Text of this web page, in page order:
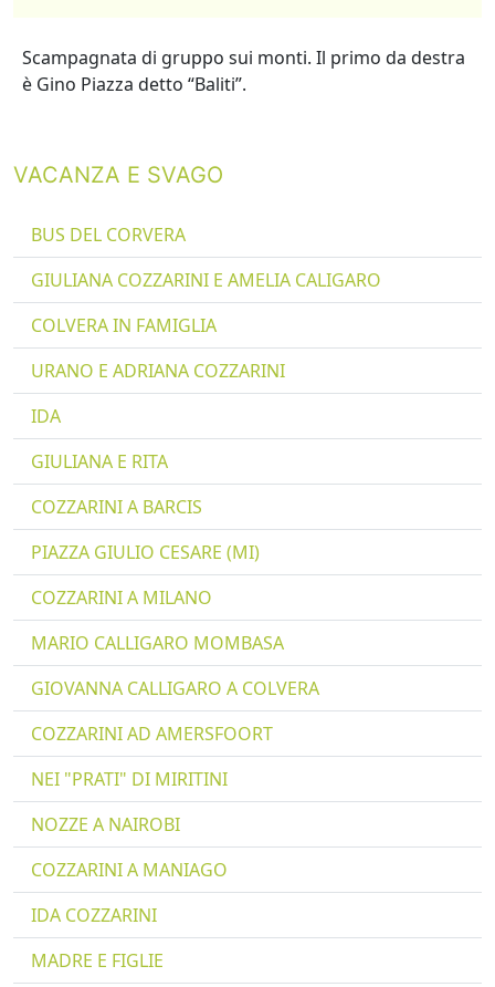
Scampagnata di gruppo sui monti. Il primo da destra
è Gino Piazza detto “Baliti”.
VACANZA E SVAGO
BUS DEL CORVERA
GIULIANA COZZARINI E AMELIA CALIGARO
COLVERA IN FAMIGLIA
URANO E ADRIANA COZZARINI
IDA
GIULIANA E RITA
COZZARINI A BARCIS
PIAZZA GIULIO CESARE (MI)
COZZARINI A MILANO
MARIO CALLIGARO MOMBASA
GIOVANNA CALLIGARO A COLVERA
COZZARINI AD AMERSFOORT
NEI "PRATI" DI MIRITINI
NOZZE A NAIROBI
COZZARINI A MANIAGO
IDA COZZARINI
MADRE E FIGLIE